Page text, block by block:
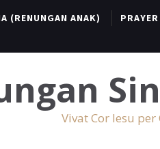
(RENUNGAN ANAK)
Vivat Cor Iesu